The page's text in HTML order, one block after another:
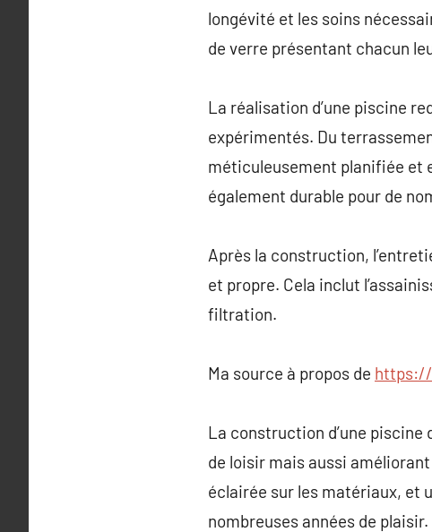
longévité et les soins
de verre présentant chacun
La réalisation d’une piscine
expérimentés. Du
méticuleusement planifiée et
également durable pour de
Après la construction,
et propre. Cela inclut
filtration.
Ma source à propos de
La construction d’une
de loisir mais aussi
éclairée sur les matériaux, et
nombreuses années de plaisir.